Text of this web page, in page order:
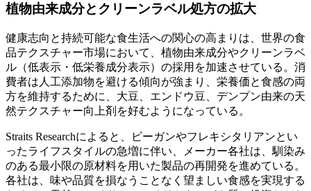
植物由来成分とクリーンラベル処方の拡大
健康志向と持続可能な食生活への関心の高まりは、世界の食
品テクスチャー市場において、植物由来成分やクリーンラベ
ル（低表示・低栄養成分表示）の採用を加速させている。消
費者は人工添加物を避ける傾向が強まり、栄養価と食感の両
方を維持するために、大豆、エンドウ豆、デンプン由来の天
然テクスチャー向上剤を好​​むようになっている。
Straits Researchによると、ビーガンやフレキシタリアンとい
ったライフスタイルの急増に伴い、メーカー各社は、馴染み
のある最小限の原材料を用いた製品の再開発を進めている。
各社は、味や品質を損なうことなく望ましい食感を実現する